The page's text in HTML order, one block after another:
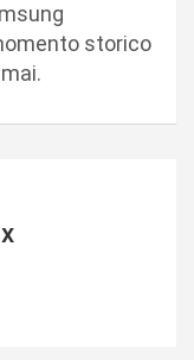
storico